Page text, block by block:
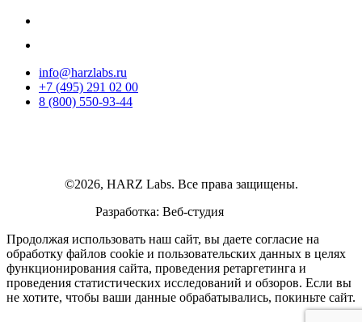
info@harzlabs.ru
+7 (495) 291 02 00
8 (800) 550-93-44
©2026, HARZ Labs. Все права защищены.
Разработка: Веб-студия
Продолжая использовать наш сайт, вы даете согласие на
обработку файлов cookie и пользовательских данных в целях
функционирования сайта, проведения ретаргетинга и
проведения статистических исследований и обзоров. Если вы
не хотите, чтобы ваши данные обрабатывались, покиньте сайт.